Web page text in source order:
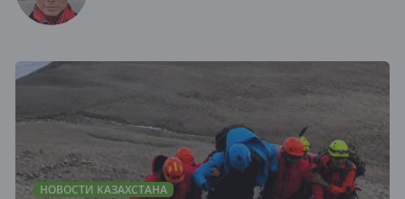
НОВОСТИ КАЗАХСТАНА